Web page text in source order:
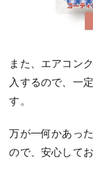
また、エアコン
入するので、一
す。
万が一何かあっ
ので、安心して